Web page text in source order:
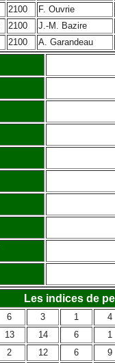
2100 F. Ouvrie
2100 J.-M. Bazire
2100 A. Garandeau
Les indices de
6 3 1 4
13 14 6 1
2 12 6 9